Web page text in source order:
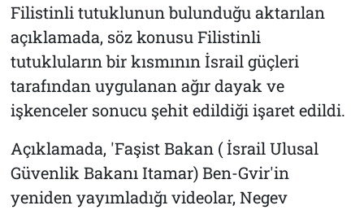
Filistinli tutuklunun bulunduğu aktarılan
açıklamada, söz konusu Filistinli
tutukluların bir kısmının İsrail güçleri
tarafından uygulanan ağır dayak ve
işkenceler sonucu şehit edildiği işaret edildi.
Açıklamada, 'Faşist Bakan ( İsrail Ulusal
Güvenlik Bakanı Itamar) Ben-Gvir'in
yeniden yayımladığı videolar, Negev